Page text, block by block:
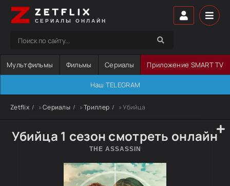
ZETFLIX
СЕРИАЛЫ ОНЛАЙН
Мультфильмы Фильмы Сериалы Приложение SMART TV
Наш TELEGRAM
Zetflix »Сериалы »Триллер » Убийца
Убийца 1 сезон смотреть онлайн
THE ASSASSIN